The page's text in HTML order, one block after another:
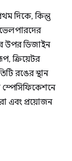
দিকে, কিন্তু
উপর ডিজাইন
ক্রিয়েটর
রঙের স্থান
এবং প্রয়োজন